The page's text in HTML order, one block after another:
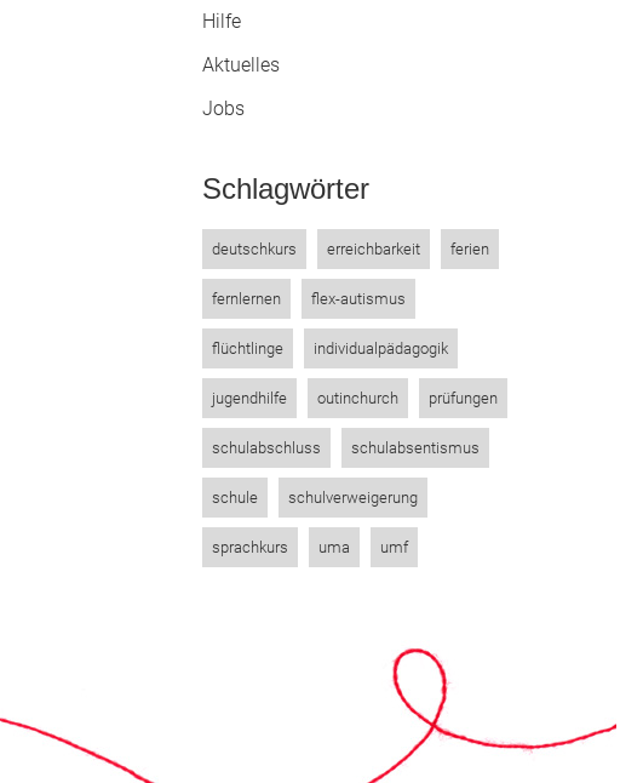
Hilfe
Aktuelles
Jobs
Schlagwörter
deutschkurs erreichbarkeit ferien
fernlernen flex-autismus
flüchtlinge individualpädagogik
jugendhilfe outinchurch prüfungen
schulabschluss schulabsentismus
schule schulverweigerung
sprachkurs uma umf